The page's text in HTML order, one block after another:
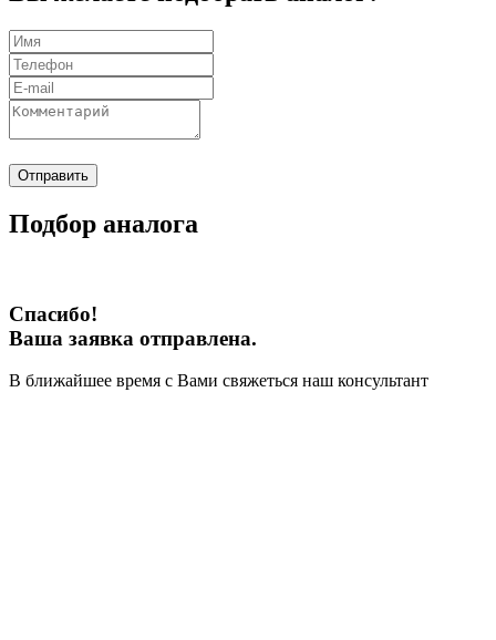
Отправить
Подбор аналога
Спасибо!
Ваша заявка отправлена.
В ближайшее время с Вами свяжеться наш консультант